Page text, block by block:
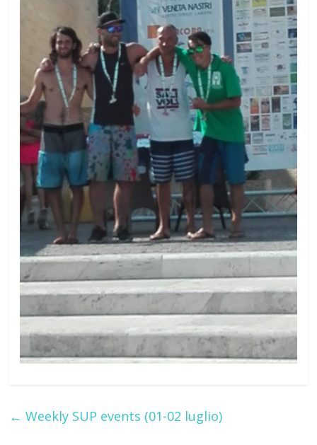
← Weekly SUP events (01-02 luglio)